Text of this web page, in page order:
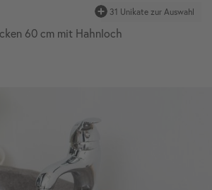
31 Unikate zur Auswahl
60 cm mit Hahnloch